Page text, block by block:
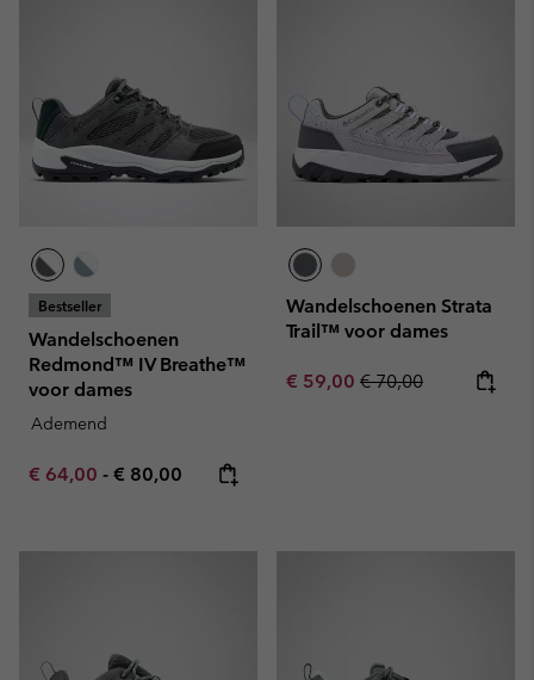
Bestseller
Wandelschoenen
Redmond™ IV Breathe™
voor dames
Ademend
Minimum sale price:
€ 64,00 - Maximum price:
€ 80,00
Wandelschoenen Strata
Trail™ voor dames
Sale price:
€ 59,00 Regular price:
€ 70,00